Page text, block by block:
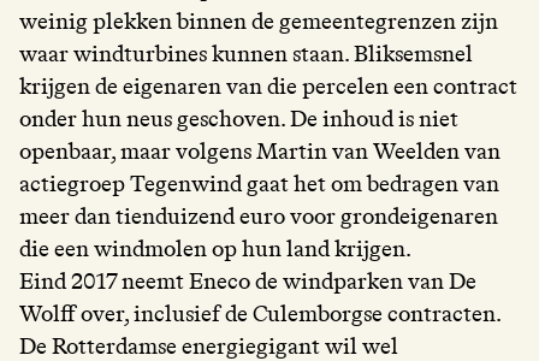
weinig plekken binnen de gemeentegrenzen zijn
waar windturbines kunnen staan. Bliksemsnel
krijgen de eigenaren van die percelen een contract
onder hun neus geschoven. De inhoud is niet
openbaar, maar volgens Martin van Weelden van
actiegroep Tegenwind gaat het om bedragen van
meer dan tienduizend euro voor grondeigenaren
die een windmolen op hun land krijgen.
Eind 2017 neemt Eneco de windparken van De
Wolff over, inclusief de Culemborgse contracten.
De Rotterdamse energiegigant wil wel